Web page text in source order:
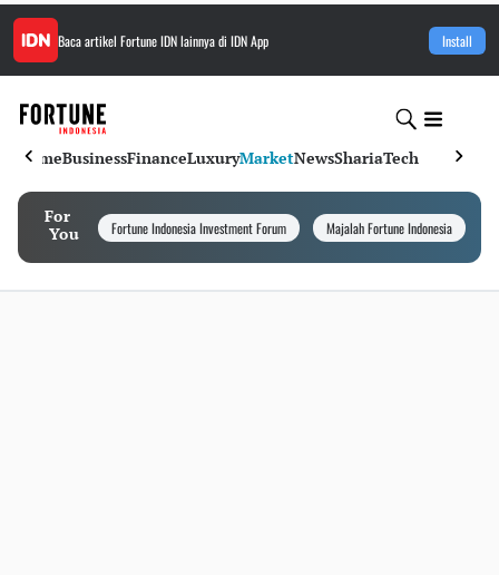
Baca artikel Fortune IDNlainnya di IDN App Install
HomeBusinessFinanceLuxuryMarketNewsShariaTech
For
You
Fortune Indonesia Investment Forum Majalah Fortune Indonesia